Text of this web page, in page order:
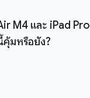
M4 และ iPad Pro
คุ้มหรือยัง?